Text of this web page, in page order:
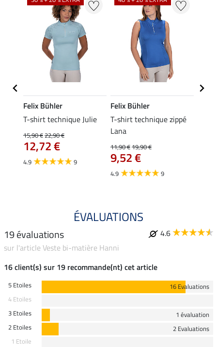
Felix Bühler
T-shirt technique Julie
15,90 €22,90 €
12,72 €
4.9 9
Felix Bühler
T-shirt technique zippé
Lana
11,90 €19,90 €
9,52 €
4.9 9
ÉVALUATIONS
19 évaluations
4.6
sur l'article Veste bi-matière Hanni
16 client(s) sur 19 recommande(nt) cet article
5 Etoiles
16 Evaluations
4 Etoiles
3 Etoiles
1 évaluation
2 Etoiles
2 Evaluations
1 Etoile